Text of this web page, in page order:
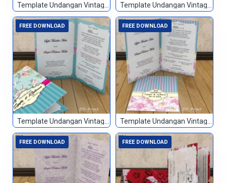
Template Undangan Vintage 072 Template Undangan Vintage 073
FREE DOWNLOAD
Template Undangan Vintage 074
FREE DOWNLOAD
Template Undangan Vintage 075
FREE DOWNLOAD FREE DOWNLOAD